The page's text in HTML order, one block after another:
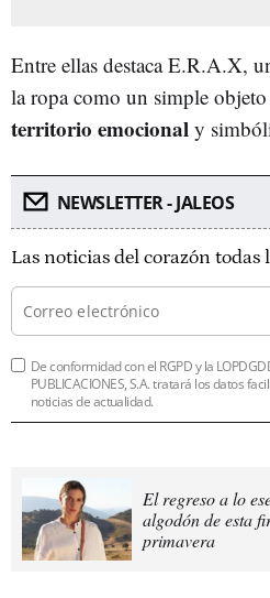
Entre ellas destaca E.R.A.X,
la ropa como un simple
territorio emocional y
NEWSLETTER - JALEOS
Las noticias del corazón todas
De conformidad con el RGPD y la
PUBLICACIONES, S.A. tratará los datos
noticias de actualidad.
El regreso a lo
algodón de esta
primavera